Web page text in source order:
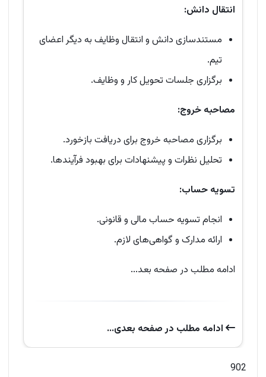
انتقال دانش:
مستندسازی دانش و انتقال وظایف به دیگر اعضای
تیم.
برگزاری جلسات تحویل کار و وظایف.
مصاحبه خروج:
برگزاری مصاحبه خروج برای دریافت بازخورد.
تحلیل نظرات و پیشنهادات برای بهبود فرآیندها.
تسویه حساب:
انجام تسویه حساب مالی و قانونی.
ارائه مدارک و گواهی‌های لازم.
ادامه مطلب در صفحه بعد...
ادامه‌ مطلب در صفحه‌ بعدی...
902